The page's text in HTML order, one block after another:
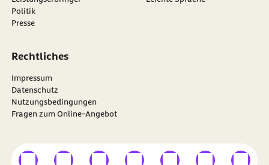
Politik
Presse
Rechtliches
Impressum
Datenschutz
Nutzungsbedingungen
Fragen zum Online-Angebot
externer Linkexterner Linkexterner Linkexterner Linkexterner Linkexterner Link